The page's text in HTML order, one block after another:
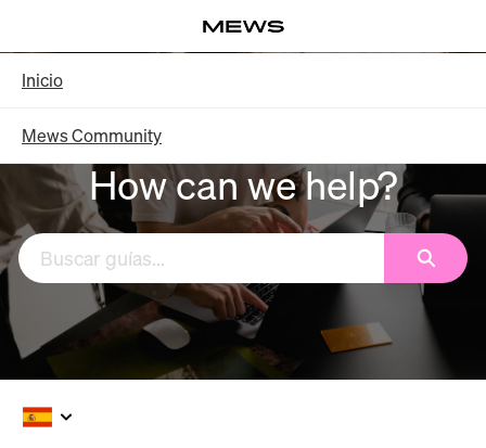
contenido
principal
Inicio
Mews Community
How can we help?
Buscar